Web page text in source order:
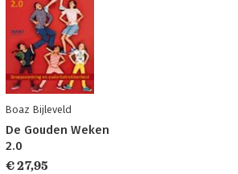
Boaz Bijleveld
De Gouden Weken
2.0
€ 27,95